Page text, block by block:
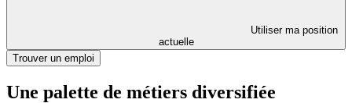
Utiliser ma position
actuelle
Trouver un emploi
Une palette de métiers diversifiée